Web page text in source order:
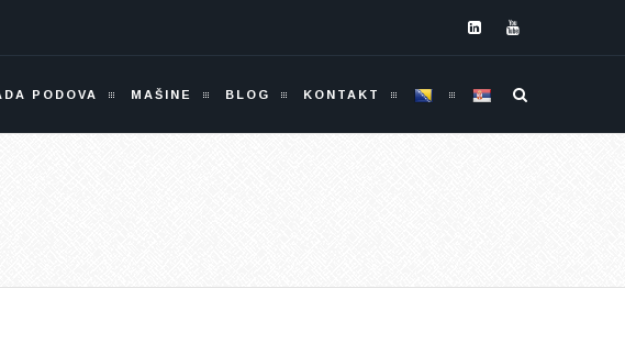
PODOVA MAŠINE BLOG KONTAKT